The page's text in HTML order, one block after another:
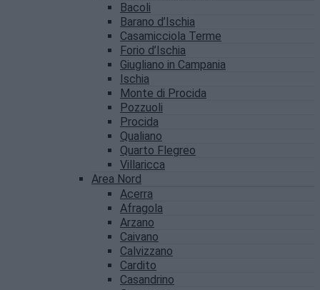
Bacoli
Barano d’Ischia
Casamicciola Terme
Forio d’Ischia
Giugliano in Campania
Ischia
Monte di Procida
Pozzuoli
Procida
Qualiano
Quarto Flegreo
Villaricca
Area Nord
Acerra
Afragola
Arzano
Caivano
Calvizzano
Cardito
Casandrino